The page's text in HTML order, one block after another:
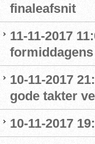
finaleafsnit
11-11-2017
10-11-2017
gode takter
10-11-2017